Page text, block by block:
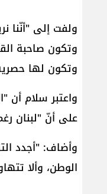
ولفت إلى "أنّنا
وتكون صاحبة
وتكون لها
واعتبر سلام أن
على أنّ "​لبنان​
وأضاف: "أجدد
الوطن، وألا